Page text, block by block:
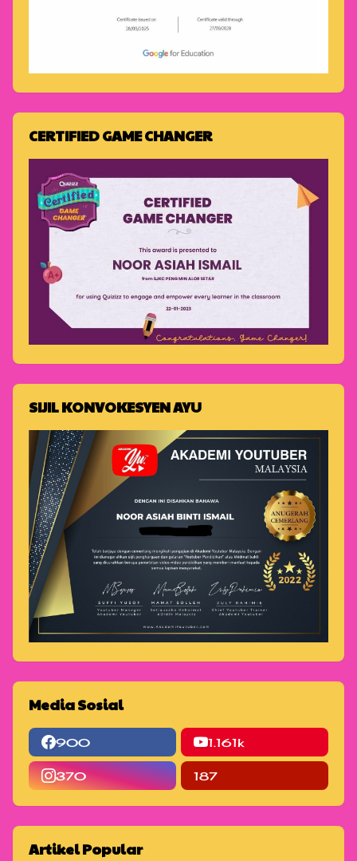
CERTIFIED GAME CHANGER
SIJIL KONVOKESYEN AYU
Media Sosial
900 1.161k
370 187
Artikel Popular